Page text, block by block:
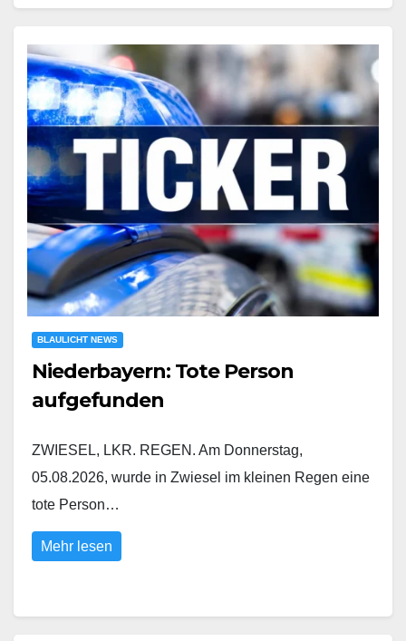
BLAULICHT NEWS
Niederbayern: Tote Person
aufgefunden
ZWIESEL, LKR. REGEN. Am Donnerstag,
05.08.2026, wurde in Zwiesel im kleinen Regen eine
tote Person…
Mehr lesen